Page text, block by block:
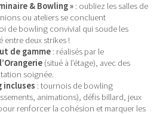
& Bowling » : oubliez les salles de
ou ateliers se concluent
de bowling convivial qui soude les
entre deux strikes !
de gamme : réalisés par le
(situé à l’étage), avec des
soignée.
: tournois de bowling
animations), défis billard, jeux
renforcer la cohésion et marquer les